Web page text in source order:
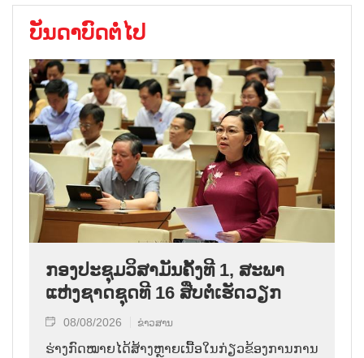
ບັນດາບົດຕໍ່ໄປ
ກອງປະຊຸມວິສາມັນຄັ້ງທີ 1, ສະພາ
ແຫ່ງຊາດຊຸດທີ 16 ສືບຕໍ່ເຮັດວຽກ
08/08/2026 ຂ່າວສານ
ຮ່າງກົດໝາຍໄດ້ສ້າງຫຼາຍເນື້ອໃນກ່ຽວຂ້ອງການການ